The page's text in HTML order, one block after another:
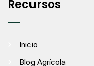
Recursos
Inicio
Blog Agrícola